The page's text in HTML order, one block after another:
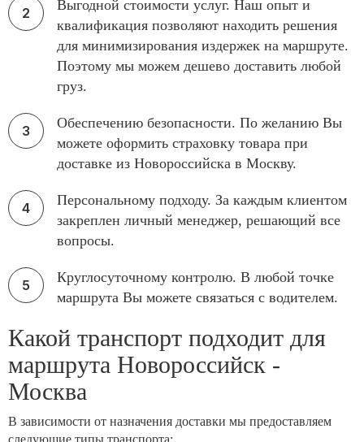
Выгодной стоимости услуг. Наш опыт и
квалификация позволяют находить решения
для минимизирования издержек на маршруте.
Поэтому мы можем дешево доставить любой
груз.
Обеспечению безопасности. По желанию Вы
можете оформить страховку товара при
доставке из Новороссийска в Москву.
Персональному подходу. За каждым клиентом
закреплен личный менеджер, решающий все
вопросы.
Круглосуточному контролю. В любой точке
маршрута Вы можете связаться с водителем.
Какой транспорт подходит для
маршрута Новороссийск -
Москва
В зависимости от назначения доставки мы предоставляем